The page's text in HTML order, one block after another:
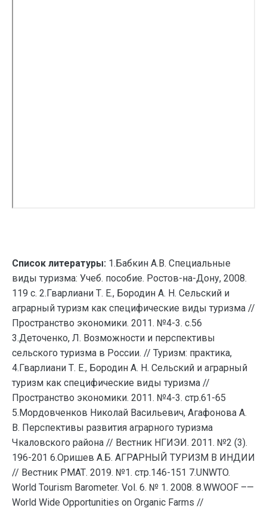
Список литературы: 1.Бабкин А.В. Специальные
виды туризма: Учеб. пособие. Ростов-на-Дону, 2008.
119 с. 2.Гварлиани Т. Е., Бородин А. Н. Сельский и
аграрный туризм как специфические виды туризма //
Пространство экономики. 2011. №4-3. с.56
3.Деточенко, Л. Возможности и перспективы
сельского туризма в России. // Туризм: практика,
4.Гварлиани Т. Е., Бородин А. Н. Сельский и аграрный
туризм как специфические виды туризма //
Пространство экономики. 2011. №4-3. стр.61-65
5.Мордовченков Николай Васильевич, Агафонова А.
В. Перспективы развития аграрного туризма
Чкаловского района // Вестник НГИЭИ. 2011. №2 (3).
196-201 6.Оришев А.Б. АГРАРНЫЙ ТУРИЗМ В ИНДИИ
// Вестник РМАТ. 2019. №1. стр.146-151 7.UNWTO.
World Tourism Barometer. Vol. 6. № 1. 2008. 8.WWOOF –—
World Wide Opportunities on Organic Farms //